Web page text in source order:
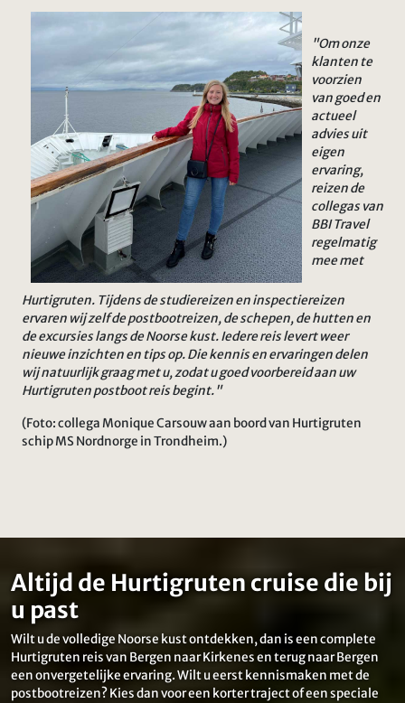
"Om onze
klanten te
voorzien
van goed en
actueel
advies uit
eigen
ervaring,
reizen de
collegas van
BBI Travel
regelmatig
mee met
Hurtigruten. Tijdens de studiereizen en inspectiereizen
ervaren wij zelf de postbootreizen, de schepen, de hutten en
de excursies langs de Noorse kust. Iedere reis levert weer
nieuwe inzichten en tips op. Die kennis en ervaringen delen
wij natuurlijk graag met u, zodat u goed voorbereid aan uw
Hurtigruten postboot reis begint."
(Foto: collega Monique Carsouw aan boord van Hurtigruten
schip MS Nordnorge in Trondheim.)
Altijd de Hurtigruten cruise die bij
u past
Wilt u de volledige Noorse kust ontdekken, dan is een complete
Hurtigruten reis van Bergen naar Kirkenes en terug naar Bergen
een onvergetelijke ervaring. Wilt u eerst kennismaken met de
postbootreizen? Kies dan voor een korter traject of een speciale